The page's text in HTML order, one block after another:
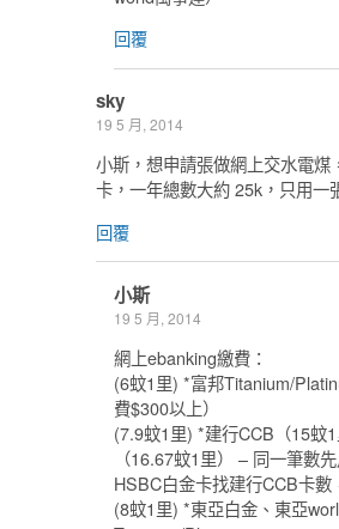
回覆
sky
19 5 月, 2014
小斯，想申請張做網上交水電煤
卡，一年總數大約 25k，只用一
回覆
小斯
19 5 月, 2014
網上ebanking繳費：
(6蚊1里) *富邦Titanium/
費$300以上）
(7.9蚊1里) *建行CCB（15蚊
（16.67蚊1里） – 同一筆數
HSBC白金卡找建行CCB卡數
(8蚊1里) *東亞白金、東亞